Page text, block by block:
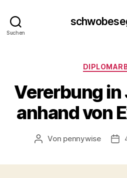
Suchen
Vererbung
anhand von
Beitragsautor
Von pennywise